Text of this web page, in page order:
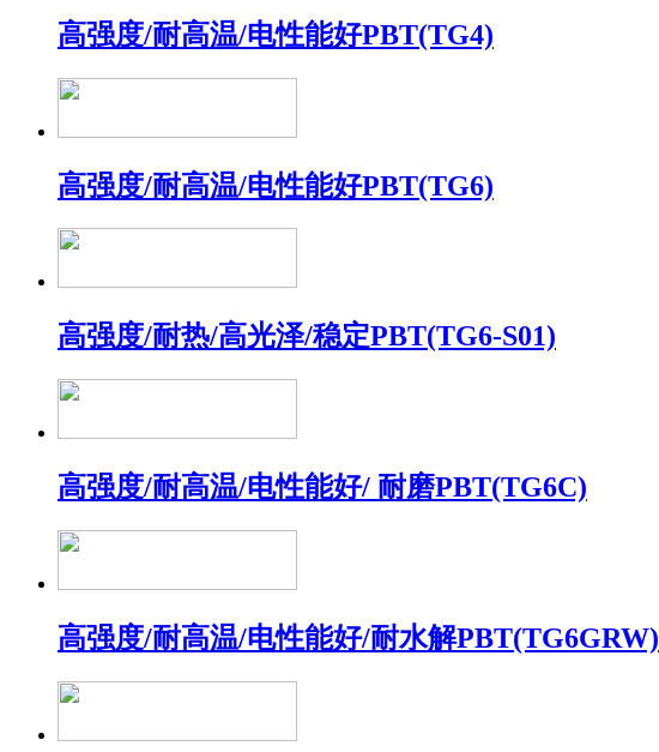
高强度/耐高温/电性能好PBT(TG4)
高强度/耐高温/电性能好PBT(TG6)
高强度/耐热/高光泽/稳定PBT(TG6-S01)
高强度/耐高温/电性能好/ 耐磨PBT(TG6C)
高强度/耐高温/电性能好/耐水解PBT(TG6GRW)